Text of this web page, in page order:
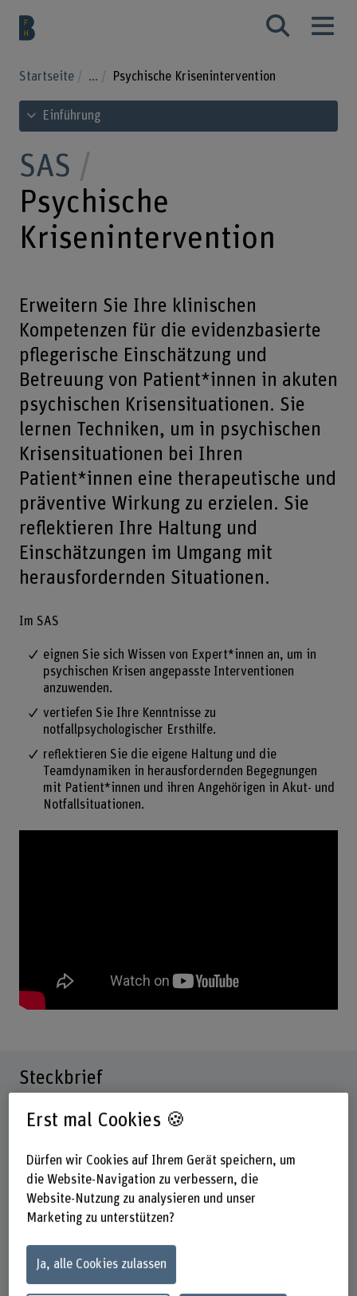
Startseite ... Psychische Krisenintervention
Inhaltsverzeichnis ansehen
Einführung
SAS
Psychische
Krisenintervention
Erweitern Sie Ihre klinischen
Kompetenzen für die evidenzbasierte
pflegerische Einschätzung und
Betreuung von Patient*innen in akuten
psychischen Krisensituationen. Sie
lernen Techniken, um in psychischen
Krisensituationen bei Ihren
Patient*innen eine therapeutische und
präventive Wirkung zu erzielen. Sie
reflektieren Ihre Haltung und
Einschätzungen im Umgang mit
herausfordernden Situationen.
Im SAS
eignen Sie sich Wissen von Expert*innen an, um in
psychischen Krisen angepasste Interventionen
anzuwenden.
vertiefen Sie Ihre Kenntnisse zu
notfallpsychologischer Ersthilfe.
reflektieren Sie die eigene Haltung und die
Teamdynamiken in herausfordernden Begegnungen
mit Patient*innen und ihren Angehörigen in Akut- und
Notfallsituationen.
Steckbrief
Titel/Abschluss
Dauer
7 Studientage
Unterrichtstage
Anmeldefrist
2. November 2026
Erst mal Cookies 🍪
Dürfen wir Cookies auf Ihrem Gerät speichern, um
die Website-Navigation zu verbessern, die
Website-Nutzung zu analysieren und unser
Marketing zu unterstützen?
Ja, alle Cookies zulassen